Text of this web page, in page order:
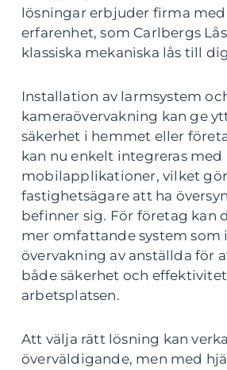
lösningar erbjuder firma med
erfarenhet, som Carlbergs
klassiska mekaniska lås till
Installation av larmsystem
kameraövervakning kan ge
säkerhet i hemmet eller
kan nu enkelt integreras med
mobilapplikationer, vilket
fastighetsägare att ha
befinner sig. För företag kan
mer omfattande system som
övervakning av anställda för
både säkerhet och
arbetsplatsen.
Att välja rätt lösning kan verka
överväldigande, men med